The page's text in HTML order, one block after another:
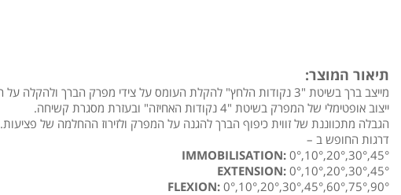
תיאור המוצר:
מייצב ברך בשיטת "3 נקודות הלחץ" להקלת העומס על צידי מפרק הברך ולהקלה על הכאבים.
ייצוב אופטימלי של המפרק בשיטת "4 נקודות האחיזה" ובעזרת מסגרת קשיחה.
הגבלה מתכווננת של זווית כיפוף הברך להגנה על המפרק ולזירוז ההחלמה של פציעות.
דרגות החופש ב –
IMMOBILISATION: 0°,10°,20°,30°,45°
EXTENSION: 0°,10°,20°,30°,45°
FLEXION: 0°,10°,20°,30°,45°,60°,75°,90°